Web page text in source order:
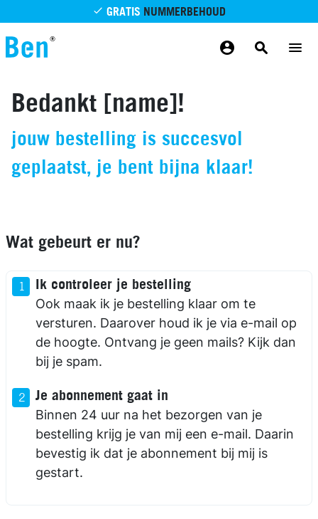
Overslaan en naar de inhoud gaan
GRATIS NUMMERBEHOUD
Bedankt [name]!
jouw bestelling is succesvol
geplaatst, je bent bijna klaar!
Wat gebeurt er nu?
Ik controleer je bestelling
Ook maak ik je bestelling klaar om te
versturen. Daarover houd ik je via e-mail op
de hoogte. Ontvang je geen mails? Kijk dan
bij je spam.
Je abonnement gaat in
Binnen 24 uur na het bezorgen van je
bestelling krijg je van mij een e-mail. Daarin
bevestig ik dat je abonnement bij mij is
gestart.